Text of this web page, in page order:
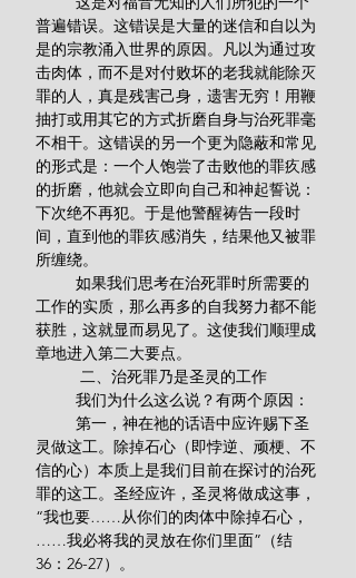
普遍错误。这错误是大量的迷信和自以为
是的宗教涌入世界的原因。凡以为通过攻
击肉体，而不是对付败坏的老我就能除灭
罪的人，真是残害己身，遗害无穷！用鞭
抽打或用其它的方式折磨自身与治死罪毫
不相干。这错误的另一个更为隐蔽和常见
的形式是：一个人饱尝了击败他的罪疚感
的折磨，他就会立即向自己和神起誓说：
下次绝不再犯。于是他警醒祷告一段时
间，直到他的罪疚感消失，结果他又被罪
所缠绕。
工作的实质，那么再多的自我努力都不能
获胜，这就显而易见了。这使我们顺理成
章地进入第二大要点。
          二、治死罪乃是圣灵的工作
         我们为什么这么说？有两个原因：
灵做这工。除掉石心（即悖逆、顽梗、不
信的心）本质上是我们目前在探讨的治死
罪的这工。圣经应许，圣灵将做成这事，
“我也要……从你们的肉体中除掉石心，
……我必将我的灵放在你们里面”（结
36：26-27）。